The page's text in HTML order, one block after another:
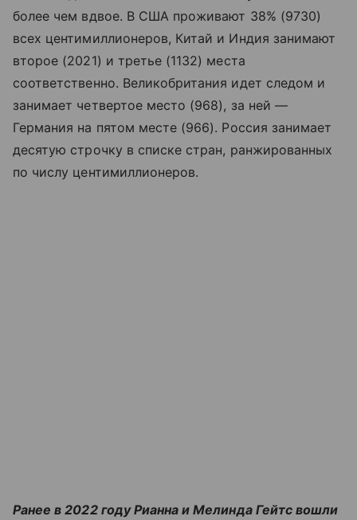
более чем вдвое. В США проживают 38% (9730)
всех центимиллионеров, Китай и Индия занимают
второе (2021) и третье (1132) места
соответственно. Великобритания идет следом и
занимает четвертое место (968), за ней —
Германия на пятом месте (966). Россия занимает
десятую строчку в списке стран, ранжированных
по числу центимиллионеров.
Ранее в 2022 году Рианна и Мелинда Гейтс вошли